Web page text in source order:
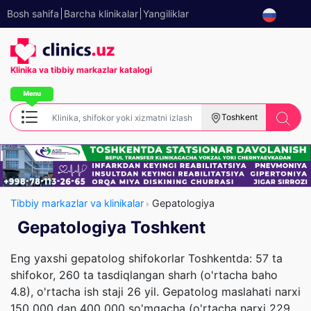
Bosh sahifa Barcha klinikalar Yangiliklar
Klinika va tibbiy markazlar katalogi
Toshkent
Tibbiy markazlar va klinikalar Gepatologiya
Gepatologiya Toshkent
Eng yaxshi gepatolog shifokorlar Toshkentda: 57 ta
shifokor, 260 ta tasdiqlangan sharh (o'rtacha baho
4.8), o'rtacha ish staji 26 yil. Gepatolog maslahati narxi
150 000 dan 400 000 so'mgacha (o'rtacha narxi 229